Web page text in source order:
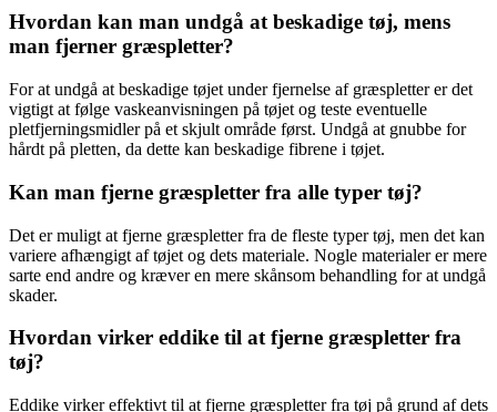
Hvordan kan man undgå at beskadige tøj, mens
man fjerner græspletter?
For at undgå at beskadige tøjet under fjernelse af græspletter er det
vigtigt at følge vaskeanvisningen på tøjet og teste eventuelle
pletfjerningsmidler på et skjult område først. Undgå at gnubbe for
hårdt på pletten, da dette kan beskadige fibrene i tøjet.
Kan man fjerne græspletter fra alle typer tøj?
Det er muligt at fjerne græspletter fra de fleste typer tøj, men det kan
variere afhængigt af tøjet og dets materiale. Nogle materialer er mere
sarte end andre og kræver en mere skånsom behandling for at undgå
skader.
Hvordan virker eddike til at fjerne græspletter fra
tøj?
Eddike virker effektivt til at fjerne græspletter fra tøj på grund af dets